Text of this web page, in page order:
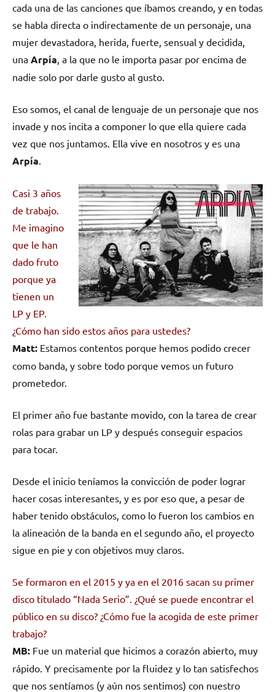
cada una de las canciones que íbamos creando, y en todas
se habla directa o indirectamente de un personaje, una
mujer devastadora, herida, fuerte, sensual y decidida,
una Arpía , a la que no le importa pasar por encima de
nadie solo por darle gusto al gusto.
Eso somos, el canal de lenguaje de un personaje que nos
invade y nos incita a componer lo que ella quiere cada
vez que nos juntamos. Ella vive en nosotros y es una
Arpía
Casi 3 años
de trabajo.
Me imagino
que le han
dado fruto
porque ya
tienen un
LP y EP.
¿Cómo han sido estos años para ustedes?
Matt: Estamos contentos porque hemos podido crecer
como banda, y sobre todo porque vemos un futuro
prometedor.
El primer año fue bastante movido, con la tarea de crear
rolas para grabar un LP y después conseguir espacios
para tocar.
Desde el inicio teníamos la convicción de poder lograr
hacer cosas interesantes, y es por eso que, a pesar de
haber tenido obstáculos, como lo fueron los cambios en
la alineación de la banda en el segundo año, el proyecto
sigue en pie y con objetivos muy claros.
Se formaron en el 2015 y ya en el 2016 sacan su primer
disco titulado “Nada Serio”. ¿Qué se puede encontrar el
público en su disco? ¿Cómo fue la acogida de este primer
trabajo?
MB: Fue un material que hicimos a corazón abierto, muy
rápido. Y precisamente por la fluidez y lo tan satisfechos
que nos sentíamos (y aún nos sentimos) con nuestro